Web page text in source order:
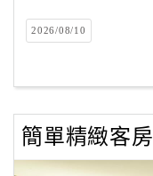
戶
客
服
聯
2026/08/10
簡單精緻客房